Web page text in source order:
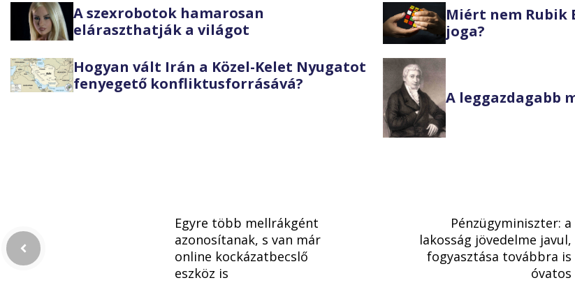
A szexrobotok hamarosan
eláraszthatják a világot
Miért nem Rubik
joga?
Hogyan vált Irán a Közel-Kelet Nyugatot
fenyegető konfliktusforrásává?
A leggazdagabb
Egyre több mellrákgént
azonosítanak, s van már
online kockázatbecslő
eszköz is
Pénzügyminiszter: a
lakosság jövedelme javul,
fogyasztása továbbra is
óvatos